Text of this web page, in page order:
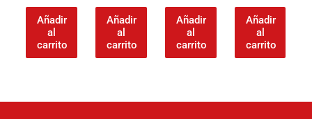
Añadir
al
carrito
Añadir
al
carrito
Añadir
al
carrito
Añadir
al
carrito